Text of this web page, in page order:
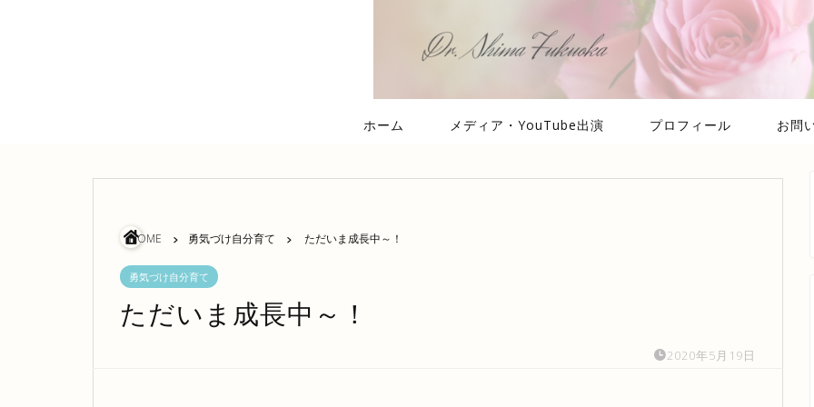
ホーム メディア・YouTube出演 プロフィール お問
HOME 勇気づけ自分育て ただいま成長中～！
勇気づけ自分育て
ただいま成長中～！
2020年5月19日